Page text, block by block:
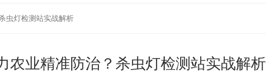
虫灯检测站实战解析
农业精准防治？杀虫灯检测站实战解析